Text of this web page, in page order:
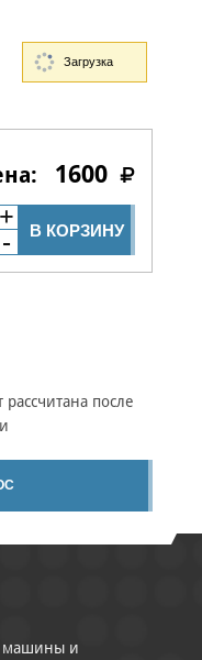
1600
В КОРЗИНУ
после
машины и
Загрузка